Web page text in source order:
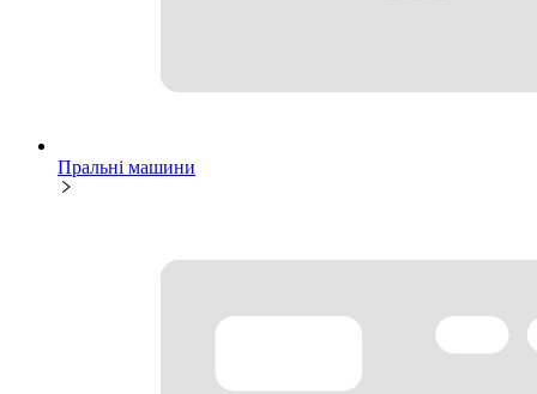
Пральні машини